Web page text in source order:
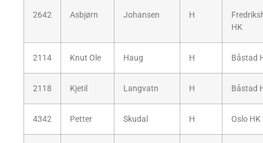
2642 Asbjørn Johansen H
HK
2114 Knut Ole Haug H Båstad
2118 Kjetil Langvatn H Båstad
4342 Petter Skudal H Oslo HK